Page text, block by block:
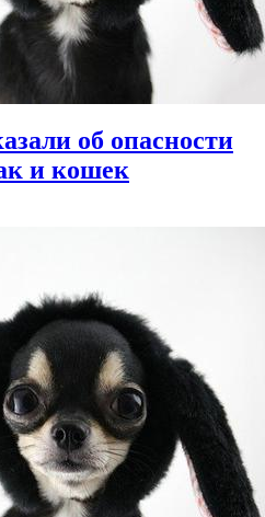
об опасности
и кошек